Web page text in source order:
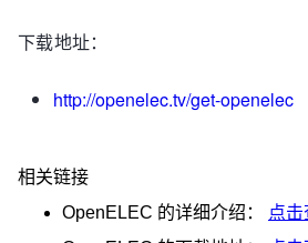
下载地址：
http://openelec.tv/get-openelec
相关链接
OpenELEC 的详细介绍：
点击